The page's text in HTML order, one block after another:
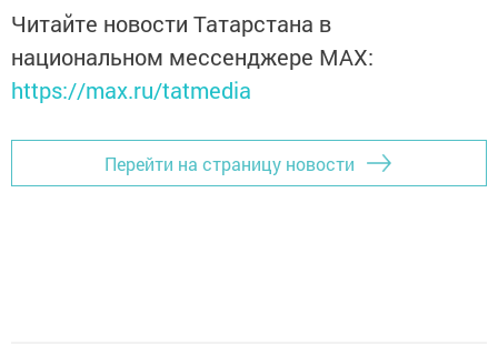
Читайте новости Татарстана в
национальном мессенджере MАХ:
https://max.ru/tatmedia
Перейти на страницу новости